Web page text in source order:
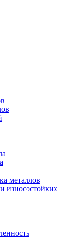
металлов
износостойких